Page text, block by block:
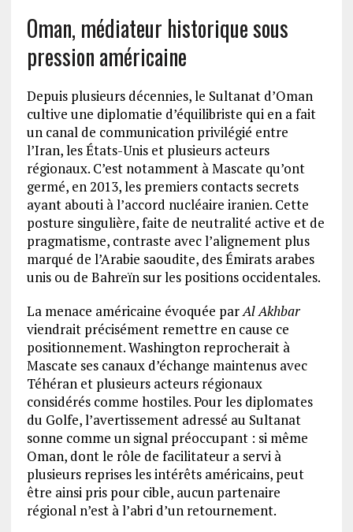
Oman, médiateur historique sous
pression américaine
Depuis plusieurs décennies, le Sultanat d’Oman
cultive une diplomatie d’équilibriste qui en a fait
un canal de communication privilégié entre
l’Iran, les États-Unis et plusieurs acteurs
régionaux. C’est notamment à Mascate qu’ont
germé, en 2013, les premiers contacts secrets
ayant abouti à l’accord nucléaire iranien. Cette
posture singulière, faite de neutralité active et de
pragmatisme, contraste avec l’alignement plus
marqué de l’Arabie saoudite, des Émirats arabes
unis ou de Bahreïn sur les positions occidentales.
La menace américaine évoquée parAl Akhbar
viendrait précisément remettre en cause ce
positionnement. Washington reprocherait à
Mascate ses canaux d’échange maintenus avec
Téhéran et plusieurs acteurs régionaux
considérés comme hostiles. Pour les diplomates
du Golfe, l’avertissement adressé au Sultanat
sonne comme un signal préoccupant : si même
Oman, dont le rôle de facilitateur a servi à
plusieurs reprises les intérêts américains, peut
être ainsi pris pour cible, aucun partenaire
régional n’est à l’abri d’un retournement.